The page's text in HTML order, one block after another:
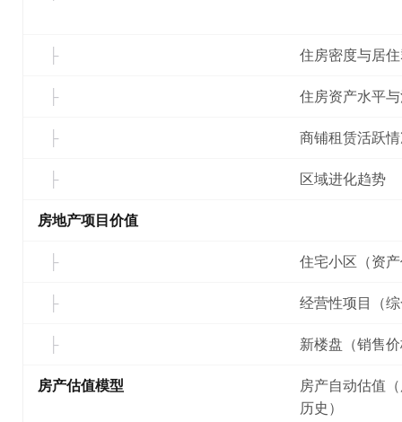
住房密度与居
住房资产水平
商铺租赁活跃
区域进化趋势
房地产项目价值
住宅小区（资
经营性项目（
新楼盘（销售
房产估值模型
房产自动估值
历史）